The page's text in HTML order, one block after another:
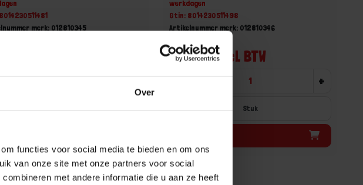
Over
functies voor social media te bieden en om ons
van onze site met onze partners voor social
met andere informatie die u aan ze heeft
merk: 012810345
+
Stuk
werkdagen
Gtin: 8014230511498
Artikelnummer merk: 012810346
€ 10,59 incl. BTW
- +
Stuk